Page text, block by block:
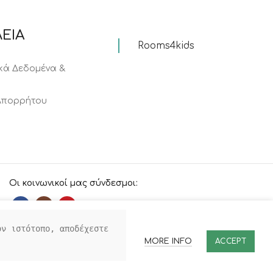
Δεδομένα &
Rooms4kids
Οι κοινωνικοί μας σύνδεσμοι:
ιστότοπο, αποδέχεστε
MORE INFO ACCEPT